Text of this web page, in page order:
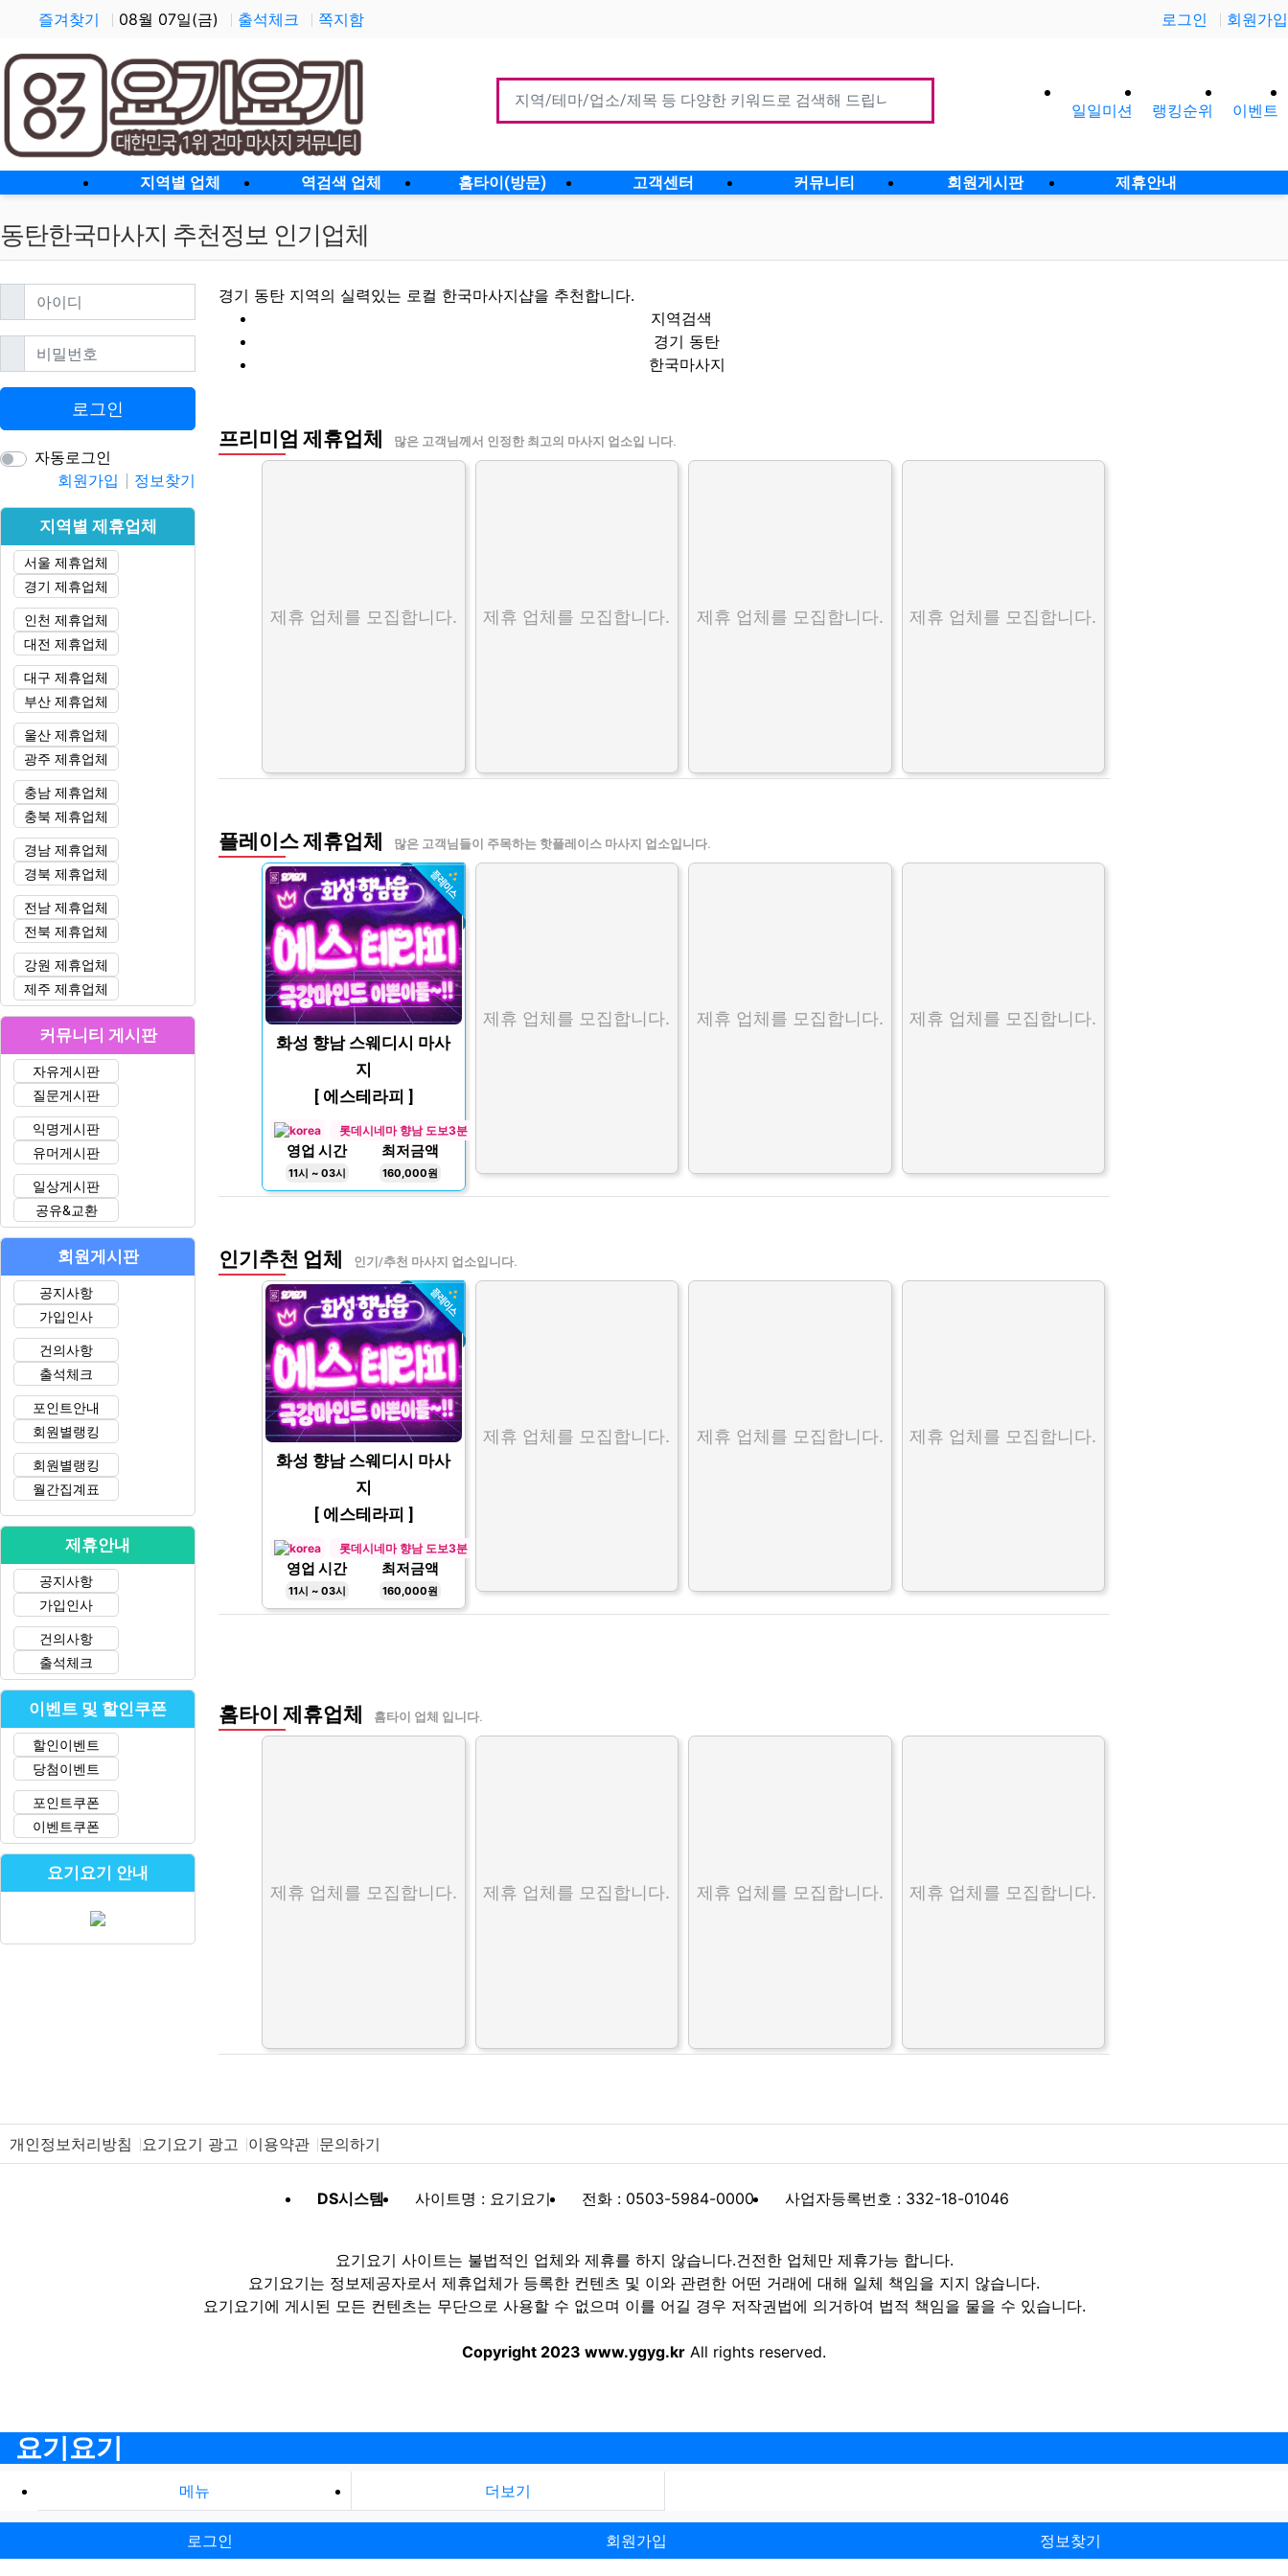
즐겨찾기 08월 07일(금) 출석체크 쪽지함 로그인 회원가입
일일미션 랭킹순위 이벤트
지역별 업체 역검색 업체 홈타이(방문) 고객센터 커뮤니티 회원게시판 제휴안내
동탄한국마사지 추천정보 인기업체
경기 동탄 지역의 실력있는 로컬 한국마사지샵을 추천합니다.
지역검색
경기 동탄
한국마사지
프리미엄 제휴업체 많은 고객님께서 인정한 최고의 마사지 업소입 니다.
제휴 업체를 모집합니다. 제휴 업체를 모집합니다. 제휴 업체를 모집합니다. 제휴 업체를 모집합니다.
플레이스 제휴업체 많은 고객님들이 주목하는 핫플레이스 마사지 업소입니다.
화성 향남 스웨디시 마사
지
[ 에스테라피 ]
롯데시네마 향남 도보3분
영업 시간
11시 ~ 03시
최저금액
160,000원
제휴 업체를 모집합니다. 제휴 업체를 모집합니다. 제휴 업체를 모집합니다.
인기추천 업체 인기/추천 마사지 업소입니다.
화성 향남 스웨디시 마사
지
[ 에스테라피 ]
롯데시네마 향남 도보3분
영업 시간
11시 ~ 03시
최저금액
160,000원
제휴 업체를 모집합니다. 제휴 업체를 모집합니다. 제휴 업체를 모집합니다.
홈타이 제휴업체 홈타이 업체 입니다.
제휴 업체를 모집합니다. 제휴 업체를 모집합니다. 제휴 업체를 모집합니다. 제휴 업체를 모집합니다.
아이디필수
비밀번호필수
로그인
자동로그인
회원가입
정보찾기
지역별 제휴업체
서울 제휴업체
경기 제휴업체
인천 제휴업체
대전 제휴업체
대구 제휴업체
부산 제휴업체
울산 제휴업체
광주 제휴업체
충남 제휴업체
충북 제휴업체
경남 제휴업체
경북 제휴업체
전남 제휴업체
전북 제휴업체
강원 제휴업체
제주 제휴업체
커뮤니티 게시판
자유게시판
질문게시판
익명게시판
유머게시판
일상게시판
공유&교환
회원게시판
공지사항
가입인사
건의사항
출석체크
포인트안내
회원별랭킹
회원별랭킹
월간집계표
제휴안내
공지사항
가입인사
건의사항
출석체크
이벤트 및 할인쿠폰
할인이벤트
당첨이벤트
포인트쿠폰
이벤트쿠폰
요기요기 안내
개인정보처리방침 요기요기 광고 이용약관 문의하기
DS시스템 사이트명 : 요기요기 전화 : 0503-5984-0000 사업자등록번호 : 332-18-01046
요기요기 사이트는 불법적인 업체와 제휴를 하지 않습니다.건전한 업체만 제휴가능 합니다.
요기요기는 정보제공자로서 제휴업체가 등록한 컨텐츠 및 이와 관련한 어떤 거래에 대해 일체 책임을 지지 않습니다.
요기요기에 게시된 모든 컨텐츠는 무단으로 사용할 수 없으며 이를 어길 경우 저작권법에 의거하여 법적 책임을 물을 수 있습니다.
Copyright 2023 www.ygyg.kr All rights reserved.
요기요기
메뉴 더보기
로그인 회원가입 정보찾기